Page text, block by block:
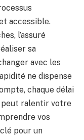
accessible.
l’assuré
sa
avec les
ne dispense
chaque délai
peut ralentir votre
vos
pour un